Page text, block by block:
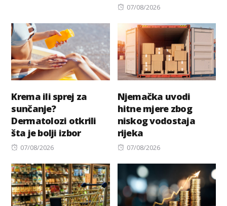
Posted
07/08/2026
Krema ili sprej za
sunčanje?
Dermatolozi otkrili
šta je bolji izbor
Posted
07/08/2026
Njemačka uvodi
hitne mjere zbog
niskog vodostaja
rijeka
Posted
07/08/2026